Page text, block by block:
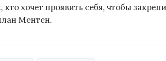
хочет проявить себя, чтобы
Ментен.